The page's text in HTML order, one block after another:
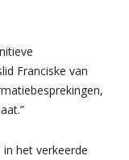
Franciske van
het verkeerde